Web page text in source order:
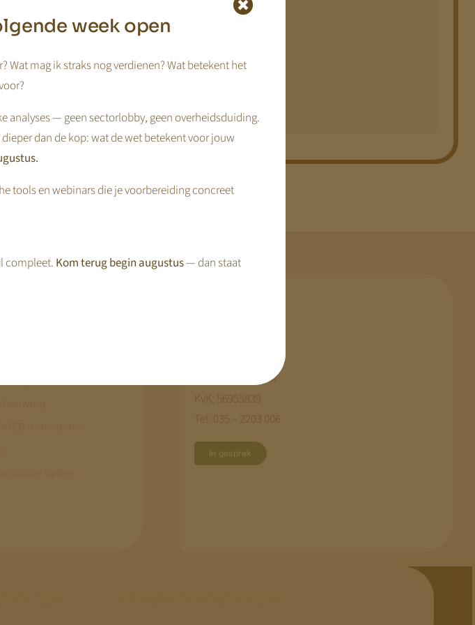
van de Rekentoolgedurende 14 dagen. Je
op de website hebben we een bestelling
1401 VC BUSSUM
KvK: 56955839
Tel: 035 – 2203 006
In gesprek
week open
Wat mag ik straks nog verdienen? Wat betekent het
analyses — geen sectorlobby, geen overheidsduiding.
dan de kop: wat de wet betekent voor jouw
tools en webinars die je voorbereiding concreet
compleet. Kom terug begin augustus— dan staat